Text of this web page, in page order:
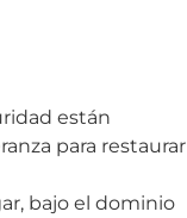
están
para restaurar
bajo el dominio